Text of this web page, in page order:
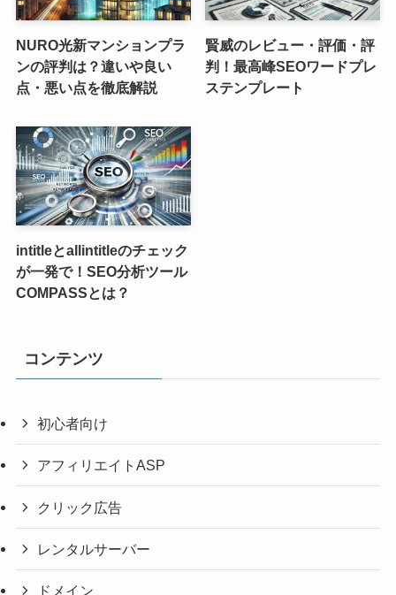
NURO光新マンションプラ
ンの評判は？違いや良い
点・悪い点を徹底解説
賢威のレビュー・評価・評
判！最高峰SEOワードプレ
ステンプレート
intitleとallintitleのチェック
が一発で！SEO分析ツール
COMPASSとは？
コンテンツ
初心者向け
アフィリエイトASP
クリック広告
レンタルサーバー
ドメイン